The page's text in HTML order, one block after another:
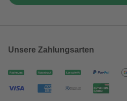
Unsere Zahlungsarten